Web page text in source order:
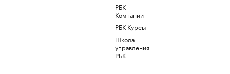
РБК
Компании
РБК Курсы
Школа
управления
РБК